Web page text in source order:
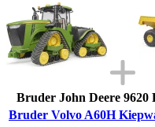
Bruder John Deere 9620
Bruder Volvo A60H